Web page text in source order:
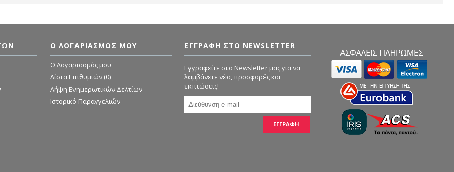
Ο ΛΟΓΑΡΙΑΣΜΌΣ ΜΟΥ
O Λογαριασμός μου
Λίστα Επιθυμιών (0)
Λήψη Ενημερωτικών Δελτίων
Ιστορικό Παραγγελιών
ΕΓΓΡΑΦΗ ΣΤΟ NEWSLETTER
Εγγραφείτε στο Newsletter μας για να
λαμβάνετε νέα, προσφορές και
εκπτώσεις!
ΕΓΓΡΑΦΗ